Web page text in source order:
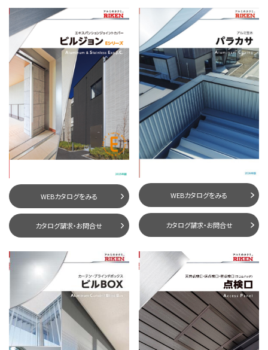
WEBカタログをみる
カタログ請求・お問合せ
WEBカタログをみる
カタログ請求・お問合せ